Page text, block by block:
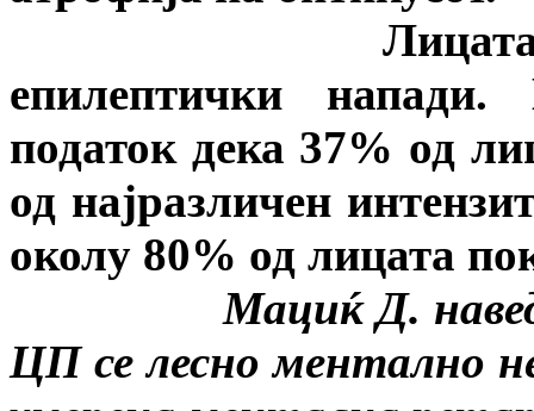
Лицата со ЦП
епилептички
податок дека 37% од
од најразличен
околу 80% од лицата
Мациќ Д. наведува
ЦП се лесно ментално